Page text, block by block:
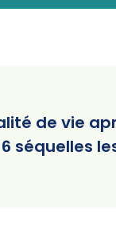
de vie
séquelles